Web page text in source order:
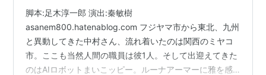
脚本:足木淳一郎 演出:秦敏樹
asanem800.hatenablog.com フジヤマ市から東北、九州
と異動してきた中村さん、流れ着いたのは関西のミヤコ
市。ここも当然人間の職員は彼1人。そして出迎えてきた
のはAIロボットまいこッピー。ルーナアーマーに雅を感